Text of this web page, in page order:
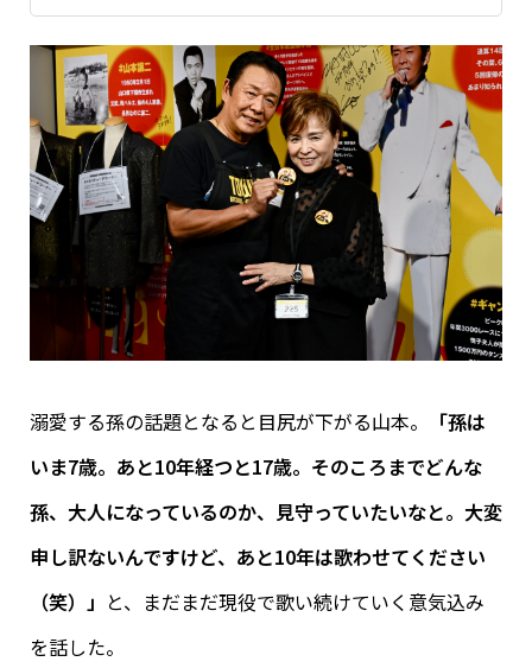
溺愛する孫の話題となると目尻が下がる山本。
「孫は
いま7歳。あと10年経つと17歳。そのころまでどんな
孫、大人になっているのか、見守っていたいなと。大変
申し訳ないんですけど、あと10年は歌わせてください
（笑）」 と、まだまだ現役で歌い続けていく意気込み
を話した。